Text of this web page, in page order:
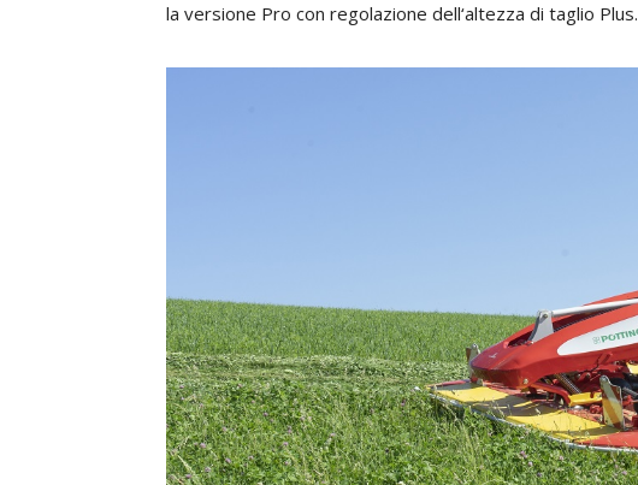
la versione Pro con regolazione dell‘altezza di taglio Plus.